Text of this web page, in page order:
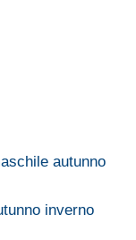
autunno
inverno